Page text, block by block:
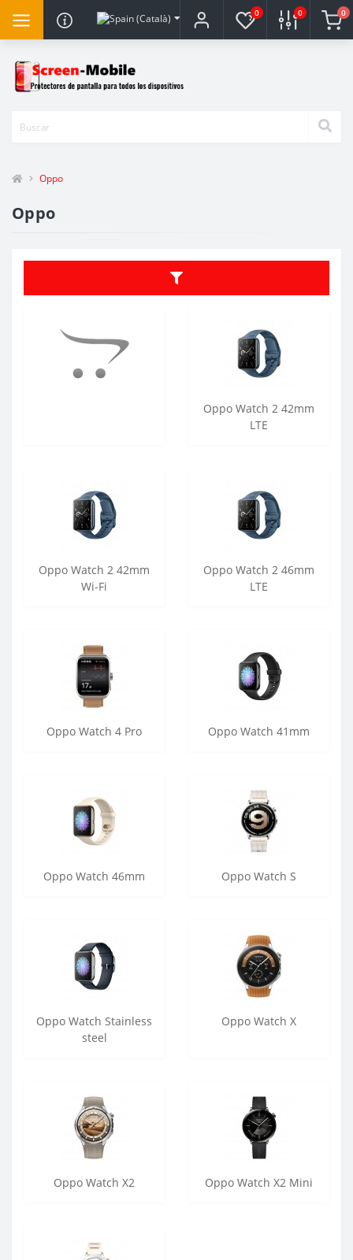
0 0 0
Oppo
Oppo
Oppo Watch 2 42mm
LTE
Oppo Watch 2 42mm
Wi-Fi
Oppo Watch 2 46mm
LTE
Oppo Watch 4 Pro Oppo Watch 41mm
Oppo Watch 46mm Oppo Watch S
Oppo Watch Stainless
steel
Oppo Watch X
Oppo Watch X2 Oppo Watch X2 Mini